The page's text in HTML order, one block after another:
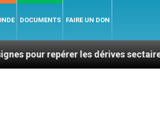
DOCUMENTS FAIRE UN DON
repérer les dérives sectaires du